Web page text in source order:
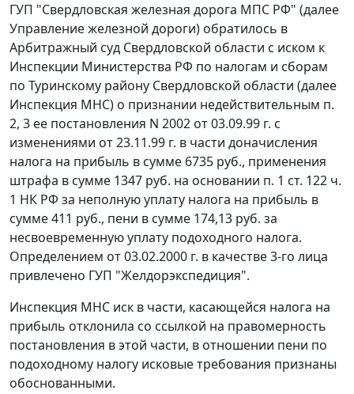
ГУП "Свердловская железная дорога МПС РФ" (далее
Управление железной дороги) обратилось в
Арбитражный суд Свердловской области с иском к
Инспекции Министерства РФ по налогам и сборам
по Туринскому району Свердловской области (далее
Инспекция МНС) о признании недействительным п.
2, 3 ее постановления N 2002 от 03.09.99 г. с
изменениями от 23.11.99 г. в части доначисления
налога на прибыль в сумме 6735 руб., применения
штрафа в сумме 1347 руб. на основании п. 1 ст. 122 ч.
1 НК РФ за неполную уплату налога на прибыль в
сумме 411 руб., пени в сумме 174,13 руб. за
несвоевременную уплату подоходного налога.
Определением от 03.02.2000 г. в качестве 3-го лица
привлечено ГУП "Желдорэкспедиция".
Инспекция МНС иск в части, касающейся налога на
прибыль отклонила со ссылкой на правомерность
постановления в этой части, в отношении пени по
подоходному налогу исковые требования признаны
обоснованными.